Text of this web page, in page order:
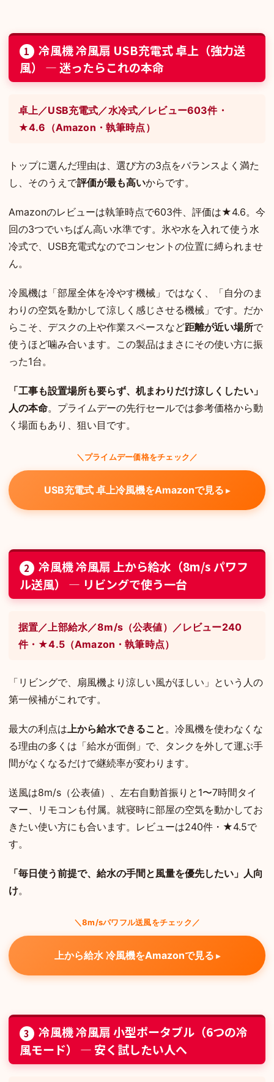
1
冷風機 冷風扇 USB充電式 卓上（強力送
風） — 迷ったらこれの本命
卓上／USB充電式／水冷式／レビュー603件・
★4.6（Amazon・執筆時点）
トップに選んだ理由は、選び方の3点をバランスよく満た
し、そのうえで評価が最も高いからです。
Amazonのレビューは執筆時点で603件、評価は★4.6。今
回の3つでいちばん高い水準です。氷や水を入れて使う水
冷式で、USB充電式なのでコンセントの位置に縛られませ
ん。
冷風機は「部屋全体を冷やす機械」ではなく、「自分のま
わりの空気を動かして涼しく感じさせる機械」です。だか
らこそ、デスクの上や作業スペースなど距離が近い場所で
使うほど噛み合います。この製品はまさにその使い方に振
った1台。
「工事も設置場所も要らず、机まわりだけ涼しくしたい」
人の本命。プライムデーの先行セールでは参考価格から動
く場面もあり、狙い目です。
＼プライムデー価格をチェック／
USB充電式 卓上冷風機をAmazonで見る
2
冷風機 冷風扇 上から給水（8m/s パワフ
ル送風） — リビングで使う一台
据置／上部給水／8m/s（公表値）／レビュー240
件・★4.5（Amazon・執筆時点）
「リビングで、扇風機より涼しい風がほしい」という人の
第一候補がこれです。
最大の利点は 上から給水できること 。冷風機を使わなくな
る理由の多くは「給水が面倒」で、タンクを外して運ぶ手
間がなくなるだけで継続率が変わります。
送風は8m/s（公表値）、左右自動首振りと1〜7時間タイ
マー、リモコンも付属。就寝時に部屋の空気を動かしてお
きたい使い方にも合います。レビューは240件・★4.5で
す。
「毎日使う前提で、給水の手間と風量を優先したい」人向
け。
＼8m/sパワフル送風をチェック／
上から給水 冷風機をAmazonで見る
3
冷風機 冷風扇 小型ポータブル（6つの冷
風モード） — 安く試したい人へ